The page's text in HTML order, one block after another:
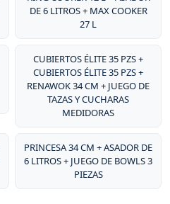
DE 6 LITROS + MAX COOKER
27 L
CUBIERTOS ÉLITE 35 PZS +
CUBIERTOS ÉLITE 35 PZS +
RENAWOK 34 CM + JUEGO DE
TAZAS Y CUCHARAS
MEDIDORAS
PRINCESA 34 CM + ASADOR DE
6 LITROS + JUEGO DE BOWLS 3
PIEZAS